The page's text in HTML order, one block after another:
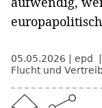
05.05.2026 epd
Flucht und